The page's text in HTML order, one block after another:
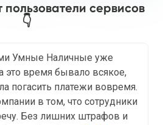
пользователи сервисов
👇
Умные Наличные уже
это время бывало всякое,
погасить платежи вовремя.
в том, что сотрудники
Без лишних штрафов и